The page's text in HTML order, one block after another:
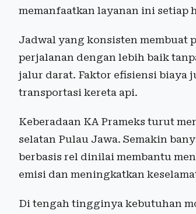
memanfaatkan layanan ini
Jadwal yang konsisten membuat
perjalanan dengan lebih baik
jalur darat. Faktor efisiensi biaya
transportasi kereta api.
Keberadaan KA Prameks turut
selatan Pulau Jawa. Semakin
berbasis rel dinilai membantu
emisi dan meningkatkan
Di tengah tingginya kebutuhan